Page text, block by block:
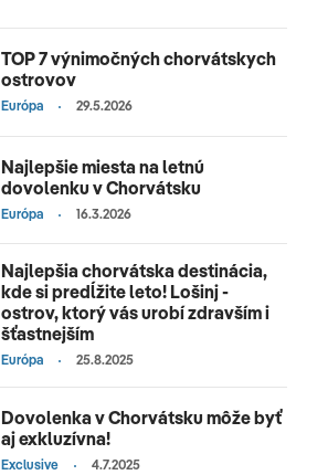
TOP 7 výnimočných chorvátskych
ostrovov
Európa 29.5.2026
Najlepšie miesta na letnú
dovolenku v Chorvátsku
Európa 16.3.2026
Najlepšia chorvátska destinácia,
kde si predĺžite leto! Lošinj -
ostrov, ktorý vás urobí zdravším i
šťastnejším
Európa 25.8.2025
Dovolenka v Chorvátsku môže byť
aj exkluzívna!
Exclusive 4.7.2025